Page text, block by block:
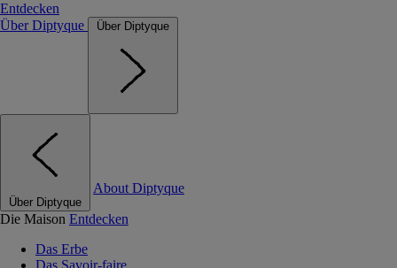
Entdecken
Über Diptyque
Über Diptyque
Über Diptyque
About Diptyque
Die Maison Entdecken
Das Erbe
Das Savoir-faire